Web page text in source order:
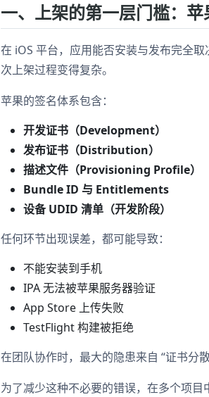
一、上架的第一层门槛：
在 iOS 平台，应用能否安装与发布完全
次上架过程变得复杂。
苹果的签名体系包含：
开发证书（Development）
发布证书（Distribution）
描述文件（Provisioning Profile）
Bundle ID 与 Entitlements
设备 UDID 清单（开发阶段）
任何环节出现误差，都可能导致：
不能安装到手机
IPA 无法被苹果服务器验证
App Store 上传失败
TestFlight 构建被拒绝
在团队协作时，最大的隐患来自 “证书分
为了减少这种不必要的错误，在多个项